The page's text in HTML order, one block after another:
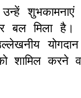
बल मिला है।
को शामिल